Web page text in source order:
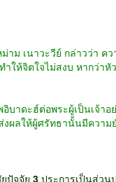
าม เนาวะวีย์ กล่าวว่า ค
ำให้จิตใจไม่สงบ หากว่า
ะฮ์ต่อพระผู้เป็นเจ้าอย่
ผลให้ผู้ศรัทธานั้นมีควา
ปัจจัย 3 ประการเป็นส่วน